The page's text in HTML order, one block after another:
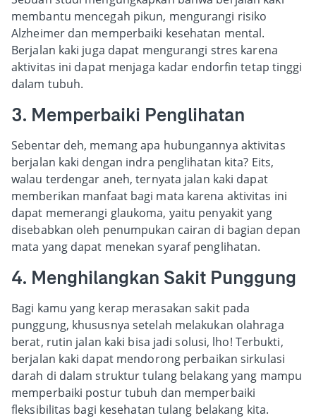
membantu mencegah pikun, mengurangi risiko
Alzheimer dan memperbaiki kesehatan mental.
Berjalan kaki juga dapat mengurangi stres karena
aktivitas ini dapat menjaga kadar endorfin tetap tinggi
dalam tubuh.
3. Memperbaiki Penglihatan
Sebentar deh, memang apa hubungannya aktivitas
berjalan kaki dengan indra penglihatan kita? Eits,
walau terdengar aneh, ternyata jalan kaki dapat
memberikan manfaat bagi mata karena aktivitas ini
dapat memerangi glaukoma, yaitu penyakit yang
disebabkan oleh penumpukan cairan di bagian depan
mata yang dapat menekan syaraf penglihatan.
4. Menghilangkan Sakit Punggung
Bagi kamu yang kerap merasakan sakit pada
punggung, khususnya setelah melakukan olahraga
berat, rutin jalan kaki bisa jadi solusi, lho! Terbukti,
berjalan kaki dapat mendorong perbaikan sirkulasi
darah di dalam struktur tulang belakang yang mampu
memperbaiki postur tubuh dan memperbaiki
fleksibilitas bagi kesehatan tulang belakang kita.